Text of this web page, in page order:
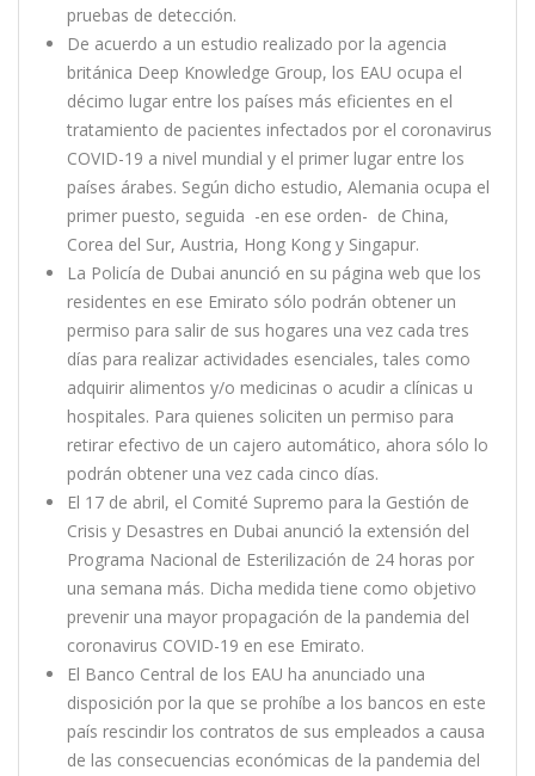
pruebas de detección.
De acuerdo a un estudio realizado por la agencia
británica Deep Knowledge Group, los EAU ocupa el
décimo lugar entre los países más eficientes en el
tratamiento de pacientes infectados por el coronavirus
COVID-19 a nivel mundial y el primer lugar entre los
países árabes. Según dicho estudio, Alemania ocupa el
primer puesto, seguida -en ese orden- de China,
Corea del Sur, Austria, Hong Kong y Singapur.
La Policía de Dubai anunció en su página web que los
residentes en ese Emirato sólo podrán obtener un
permiso para salir de sus hogares una vez cada tres
días para realizar actividades esenciales, tales como
adquirir alimentos y/o medicinas o acudir a clínicas u
hospitales. Para quienes soliciten un permiso para
retirar efectivo de un cajero automático, ahora sólo lo
podrán obtener una vez cada cinco días.
El 17 de abril, el Comité Supremo para la Gestión de
Crisis y Desastres en Dubai anunció la extensión del
Programa Nacional de Esterilización de 24 horas por
una semana más. Dicha medida tiene como objetivo
prevenir una mayor propagación de la pandemia del
coronavirus COVID-19 en ese Emirato.
El Banco Central de los EAU ha anunciado una
disposición por la que se prohíbe a los bancos en este
país rescindir los contratos de sus empleados a causa
de las consecuencias económicas de la pandemia del